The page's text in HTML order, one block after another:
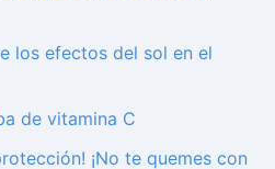
los efectos del sol en el
de vitamina C
¡No te quemes con